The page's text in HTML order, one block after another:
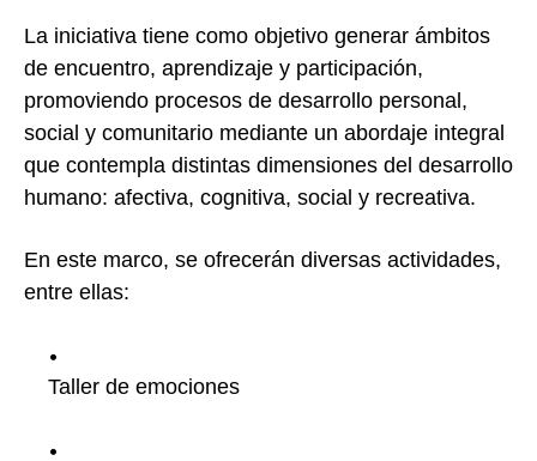
La iniciativa tiene como objetivo generar ámbitos
de encuentro, aprendizaje y participación,
promoviendo procesos de desarrollo personal,
social y comunitario mediante un abordaje integral
que contempla distintas dimensiones del desarrollo
humano: afectiva, cognitiva, social y recreativa.
En este marco, se ofrecerán diversas actividades,
entre ellas:
Taller de emociones